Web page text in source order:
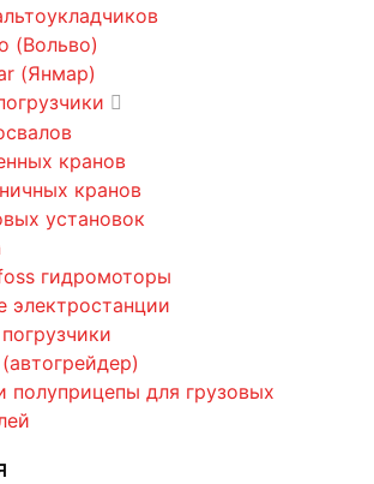
(Вольво)
(Янмар)
кранов
кранов
установок
гидромоторы
электростанции
полуприцепы для грузовых